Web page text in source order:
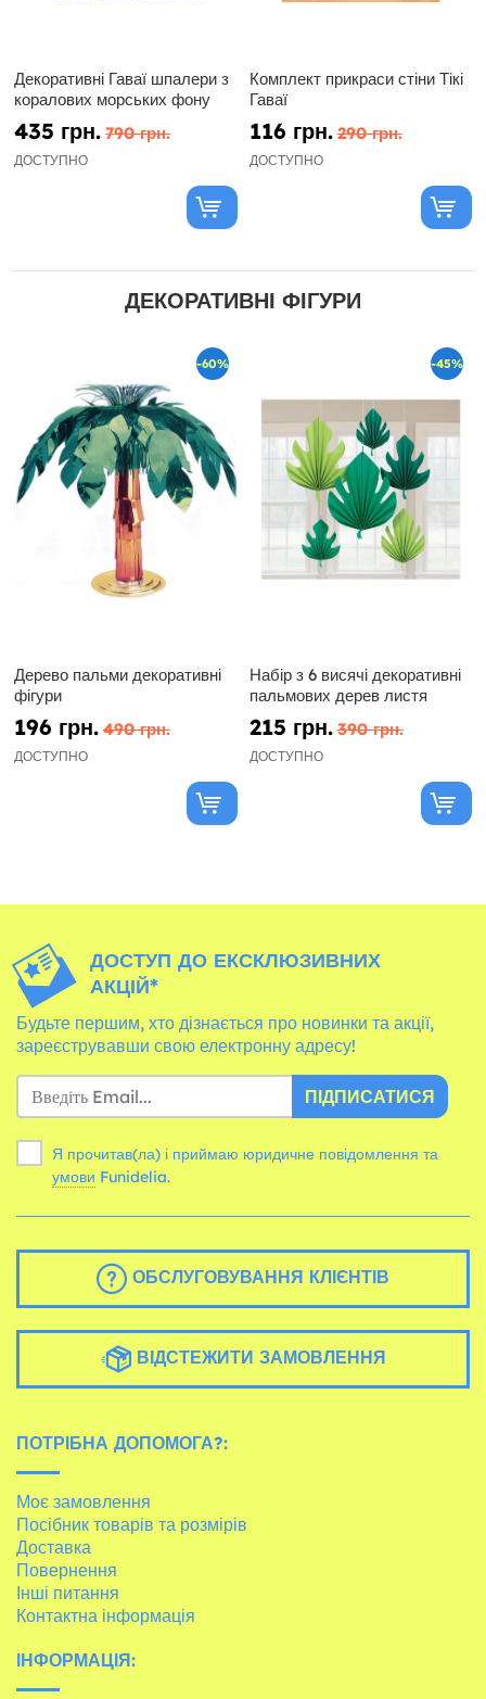
Декоративні Гаваї шпалери з
коралових морських фону
435 грн. 790 грн.
ДОСТУПНО
Комплект прикраси стіни Тікі
Гаваї
116 грн. 290 грн.
ДОСТУПНО
ДЕКОРАТИВНІ ФІГУРИ
-60%
Дерево пальми декоративні
фігури
196 грн. 490 грн.
ДОСТУПНО
-45%
Набір з 6 висячі декоративні
пальмових дерев листя
215 грн. 390 грн.
ДОСТУПНО
ДОСТУП ДО ЕКСКЛЮЗИВНИХ
АКЦІЙ*
Будьте першим, хто дізнається про новинки та акції,
зареєструвавши свою електронну адресу!
ПІДПИСАТИСЯ
Я прочитав(ла) і приймаю юридичне повідомлення та
умови Funidelia.
ОБСЛУГОВУВАННЯ КЛІЄНТІВ
ВІДСТЕЖИТИ ЗАМОВЛЕННЯ
ПОТРІБНА ДОПОМОГА?:
Моє замовлення
Посібник товарів та розмірів
Доставка
Повернення
Інші питання
Контактна інформація
ІНФОРМАЦІЯ: